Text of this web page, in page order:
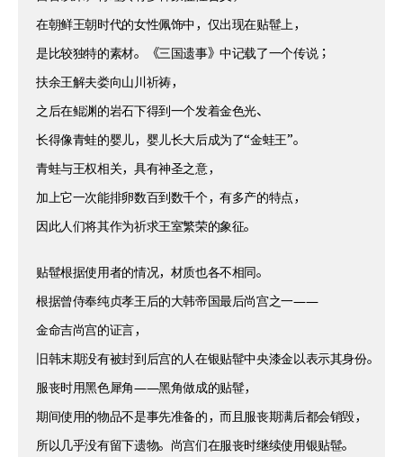
在朝鲜王朝时代的女性佩饰中，仅出现在贴髰上，
是比较独特的素材。《三国遗事》中记载了一个传说；
扶余王解夫娄向山川祈祷，
之后在鲲渊的岩石下得到一个发着金色光、
长得像青蛙的婴儿，婴儿长大后成为了“金蛙王”。
青蛙与王权相关，具有神圣之意，
加上它一次能排卵数百到数千个，有多产的特点，
因此人们将其作为祈求王室繁荣的象征。
贴髰根据使用者的情况，材质也各不相同。
根据曾侍奉纯贞孝王后的大韩帝国最后尚宫之一——
金命吉尚宫的证言，
旧韩末期没有被封到后宫的人在银贴髰中央漆金以表示其身份。
服丧时用黑色犀角——黑角做成的贴髰，
期间使用的物品不是事先准备的，而且服丧期满后都会销毁，
所以几乎没有留下遗物。尚宫们在服丧时继续使用银贴髰。